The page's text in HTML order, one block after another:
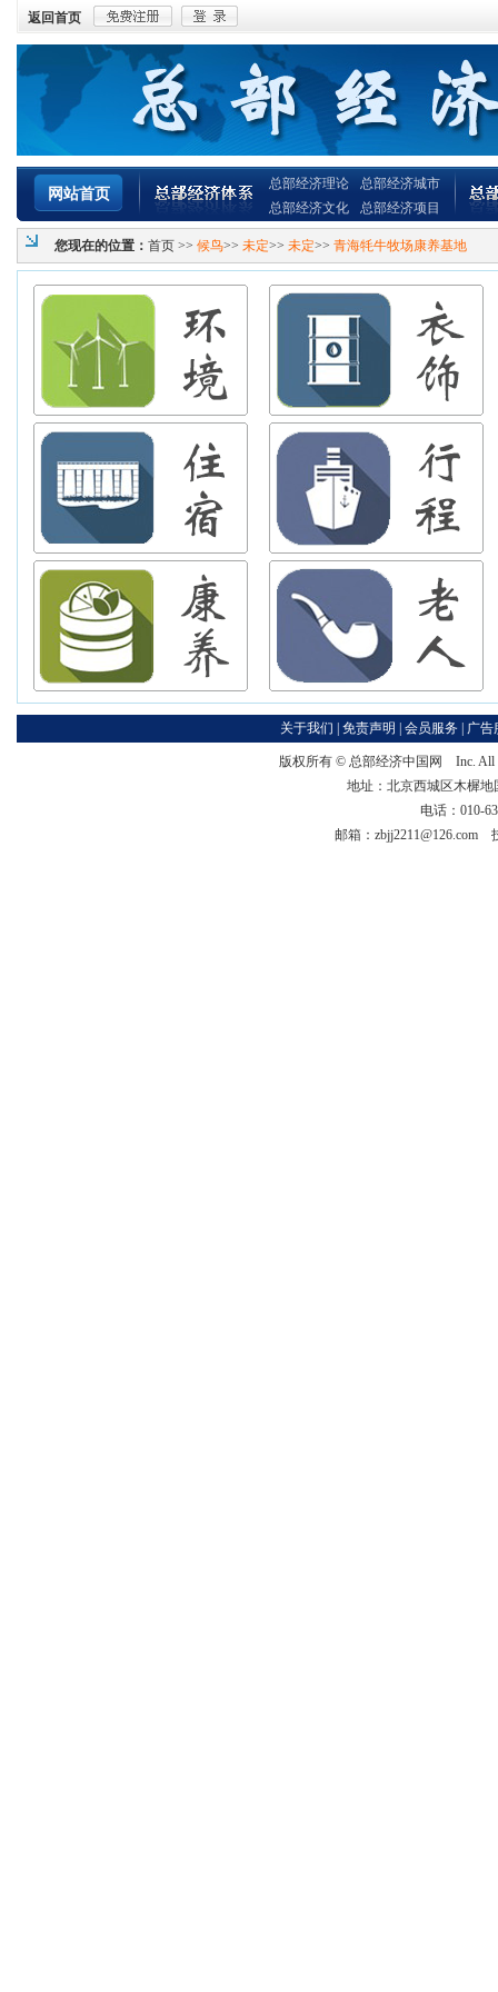
返回首页
网站首页
总部经济理论
总部经济文化
总部经济城市
总部经济项目
您现在的位置： 首页 >> 候鸟>> 未定>> 未定>> 青海牦牛牧场康养基地
关于我们 免责声明 会员服务 广告
版权所有 © 总部经济中国网
Inc. All
地址：北京西城区木樨
电话：010-
邮箱：zbjj2211@126.com